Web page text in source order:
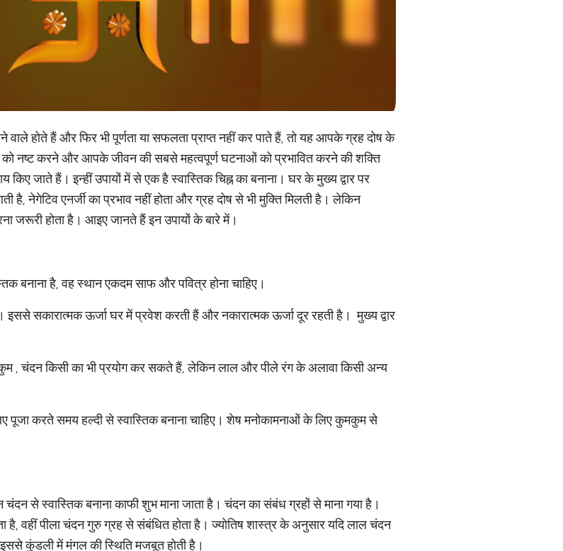
होते हैं और फिर भी पूर्णता या सफलता प्राप्त नहीं कर पाते हैं, तो यह आपके ग्रह दोष के
नष्ट करने और आपके जीवन की सबसे महत्वपूर्ण घटनाओं को प्रभावित करने की शक्ति
जाते हैं। इन्हीं उपायों में से एक है स्वास्तिक चिह्न का बनाना। घर के मुख्य द्वार पर
नेगेटिव एनर्जी का प्रभाव नहीं होता और ग्रह दोष से भी मुक्ति मिलती है। लेकिन
जरूरी होता है। आइए जानते हैं इन उपायों के बारे में।
बनाना है, वह स्थान एकदम साफ और पवित्र होना चाहिए।
इससे सकारात्मक ऊर्जा घर में प्रवेश करती हैं और नकारात्मक ऊर्जा दूर रहती है। मुख्य द्वार
, चंदन किसी का भी प्रयोग कर सकते हैं, लेकिन लाल और पीले रंग के अलावा किसी अन्य
पूजा करते समय हल्दी से स्वास्तिक बनाना चाहिए। शेष मनोकामनाओं के लिए कुमकुम से
से स्वास्तिक बनाना काफी शुभ माना जाता है। चंदन का संबंध ग्रहों से माना गया है।
वहीं पीला चंदन गुरु ग्रह से संबंधित होता है। ज्योतिष शास्त्र के अनुसार यदि लाल चंदन
इससे कुंडली में मंगल की स्थिति मजबूत होती है।